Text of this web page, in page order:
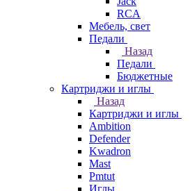
RCA
Мебель, свет
Педали
Назад
Педали
Бюджетные
Картриджи и иглы
Назад
Картриджи и иглы
Ambition
Defender
Kwadron
Mast
Pmtut
Иглы